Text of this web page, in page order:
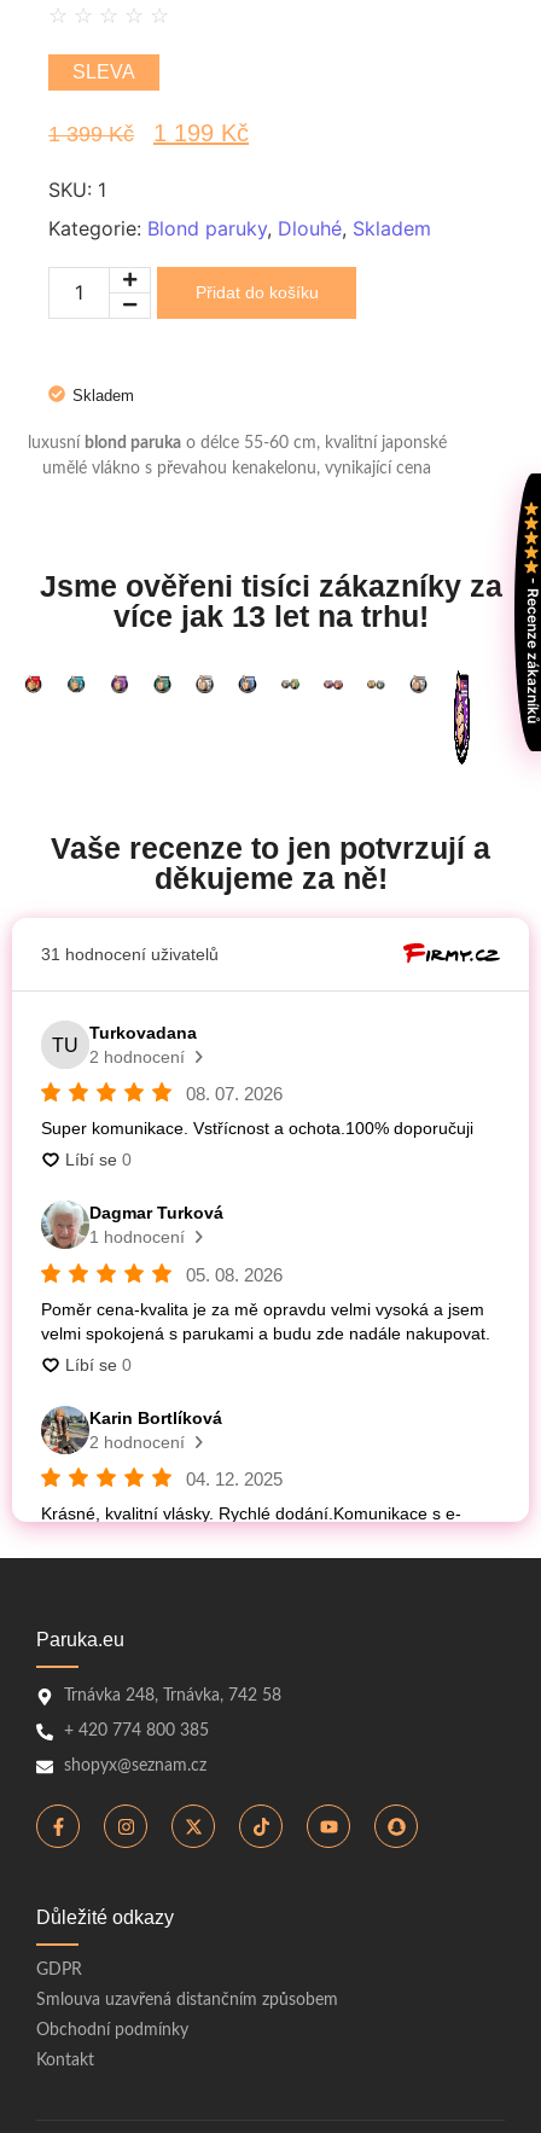
☆ ☆ ☆ ☆ ☆
SLEVA
1 399Kč 1 199 Kč
SKU: 1
Kategorie: Blond paruky, Dlouhé, Skladem
Přidat do košíku
Skladem
luxusní blond parukao délce 55-60 cm, kvalitní japonské
umělé vlákno s převahou kenakelonu, vynikající cena
Jsme ověřeni tisíci zákazníky za
více jak 13 let na trhu!
Vaše recenze to jen potvrzují a
děkujeme za ně!
Paruka.eu
Trnávka 248, Trnávka, 742 58
+ 420 774 800 385
shopyx@seznam.cz
Důležité odkazy
GDPR
Smlouva uzavřená distančním způsobem
Obchodní podmínky
Kontakt
- Recenze zákazníků